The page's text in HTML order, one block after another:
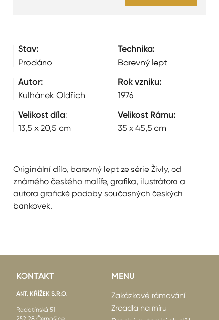
Stav:
Prodáno
Technika:
Barevný lept
Autor:
Kulhánek Oldřich
Rok vzniku:
1976
Velikost díla:
13,5 x 20,5 cm
Velikost Rámu:
35 x 45,5 cm
Originální dílo, barevný lept ze série Živly, od
známého českého malíře, grafika, ilustrátora a
autora grafické podoby současných českých
bankovek.
KONTAKT
ANT. KŘÍŽEK S.R.O.
Radotínská 51
252 28 Černošice
MENU
Zakázkové rámování
Zrcadla na míru